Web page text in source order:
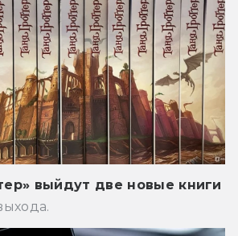
выйдут две новые книги